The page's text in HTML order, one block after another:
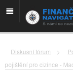
Diskusní fórum >
pojištění pro cizince -